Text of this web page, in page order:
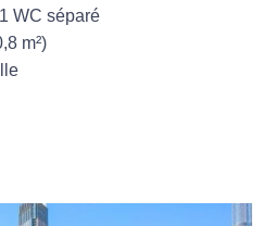
WC séparé
m²)